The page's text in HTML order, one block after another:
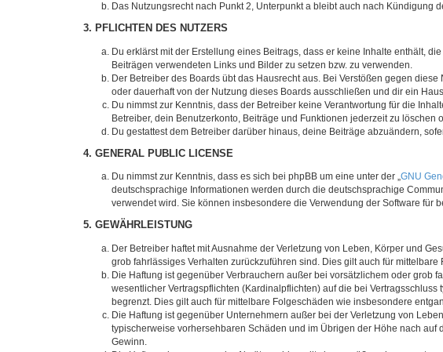
Das Nutzungsrecht nach Punkt 2, Unterpunkt a bleibt auch nach Kündigung
3. PFLICHTEN DES NUTZERS
Du erklärst mit der Erstellung eines Beitrags, dass er keine Inhalte enthält,
Beiträgen verwendeten Links und Bilder zu setzen bzw. zu verwenden.
Der Betreiber des Boards übt das Hausrecht aus. Bei Verstößen gegen
oder dauerhaft von der Nutzung dieses Boards ausschließen und dir ein
Du nimmst zur Kenntnis, dass der Betreiber keine Verantwortung für die
Betreiber, dein Benutzerkonto, Beiträge und Funktionen jederzeit zu löschen
Du gestattest dem Betreiber darüber hinaus, deine Beiträge abzuändern,
4. GENERAL PUBLIC LICENSE
Du nimmst zur Kenntnis, dass es sich bei phpBB um eine unter der „GNU
deutschsprachige Informationen werden durch die deutschsprachige
verwendet wird. Sie können insbesondere die Verwendung der Software für
5. GEWÄHRLEISTUNG
Der Betreiber haftet mit Ausnahme der Verletzung von Leben, Körper und
grob fahrlässiges Verhalten zurückzuführen sind. Dies gilt auch für
Die Haftung ist gegenüber Verbrauchern außer bei vorsätzlichem oder grob
wesentlicher Vertragspflichten (Kardinalpflichten) auf die bei
begrenzt. Dies gilt auch für mittelbare Folgeschäden wie insbesondere
Die Haftung ist gegenüber Unternehmern außer bei der Verletzung von
typischerweise vorhersehbaren Schäden und im Übrigen der Höhe nach
Gewinn.